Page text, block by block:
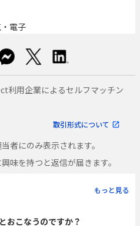
電子
利用企業によるセルフマッチン
取引形式について
者にのみ表示されます。
味を持つと返信が届きます。
もっと見る
おこなうのですか？